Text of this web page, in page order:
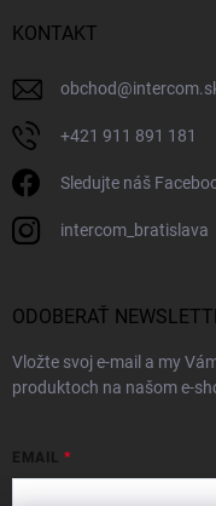
KONTAKT
obchod@
+421 911 891 181
Sledujte náš
intercom_bratislava
ODOBERAŤ
Vložte svoj e-mail a my
produktoch na našom e-
EMAIL